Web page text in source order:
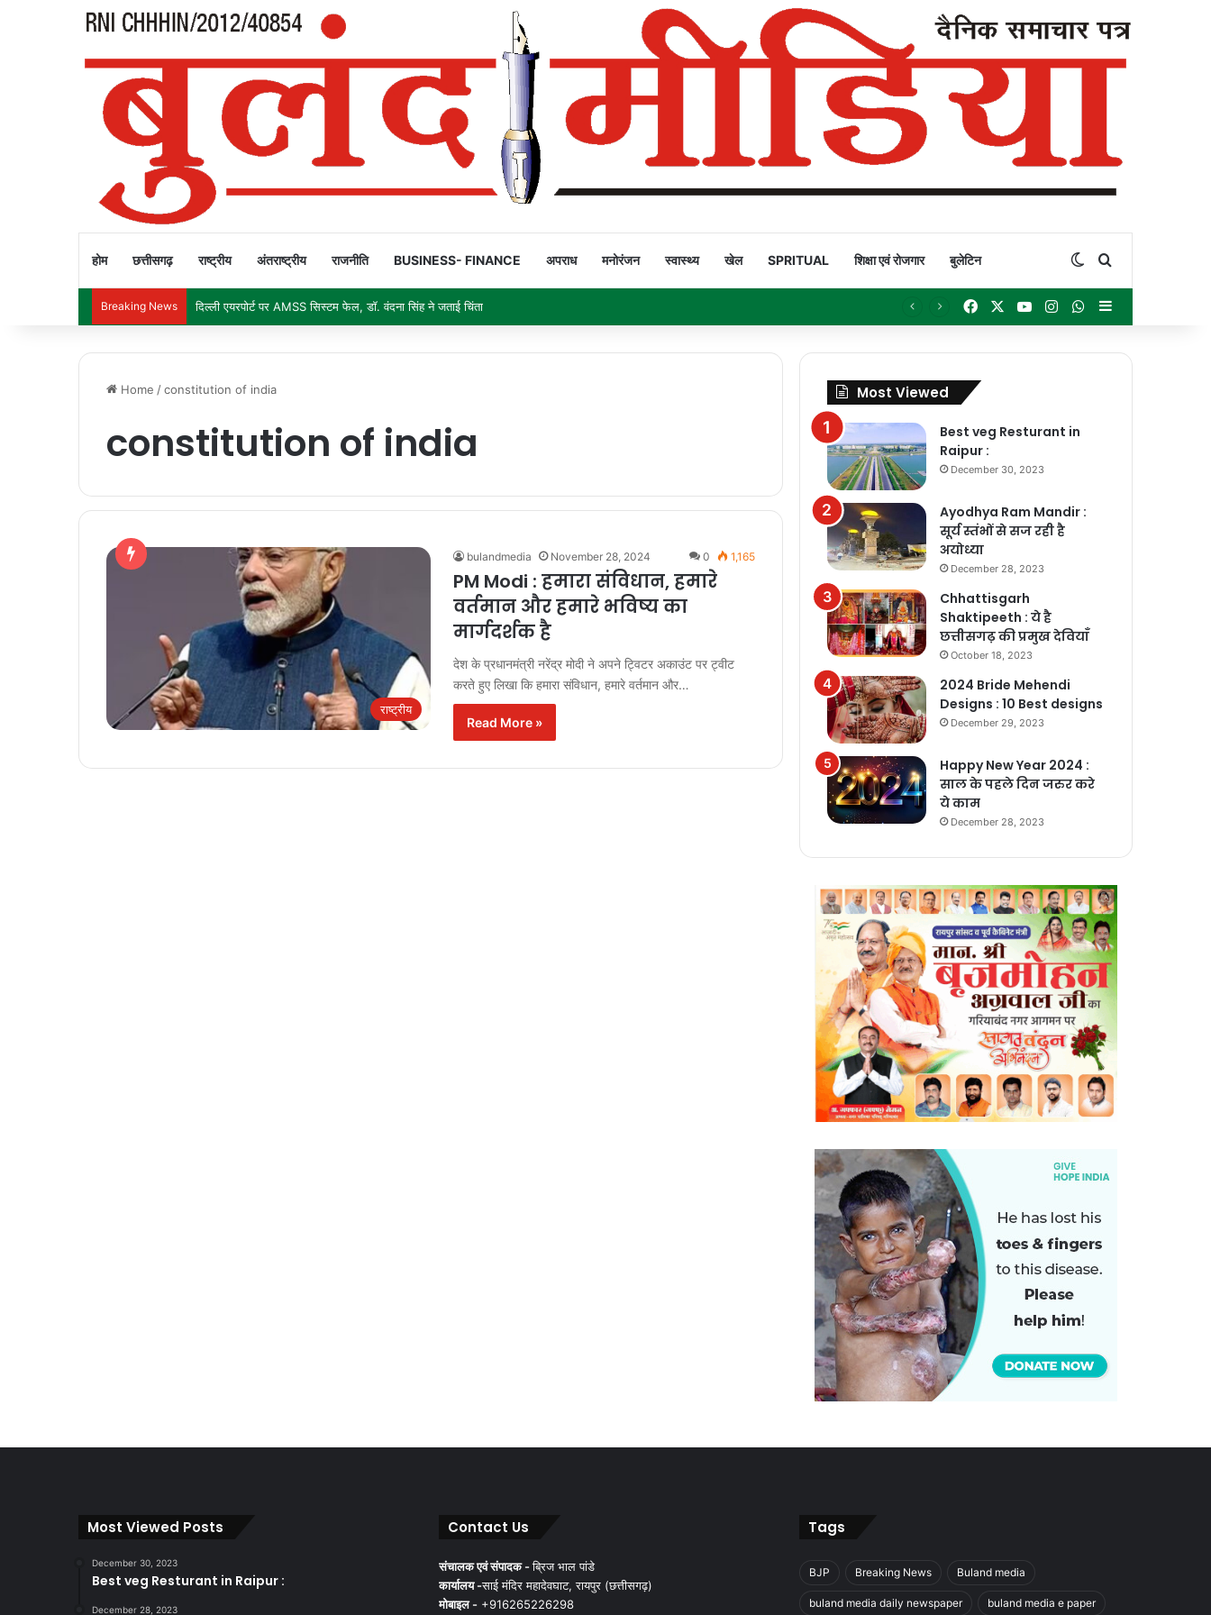
होम छत्तीसगढ़ राष्ट्रीय अंतराष्ट्रीय राजनीति BUSINESS- FINANCE अपराध मनोरंजन स्वास्थ्य खेल SPRITUAL शिक्षा एवं रोजगार बुलेटिन Switch skin
Breaking News दिल्ली एयरपोर्ट पर AMSS सिस्टम फेल, डॉ. वंदना सिंह ने जताई चिंता Facebook YouTubeInstagramWhatsApp
Home /constitution of india
constitution of india
राष्ट्रीय
bulandmedia November 28, 2024 0 1,165
PM Modi : हमारा संविधान, हमारे
वर्तमान और हमारे भविष्य का
मार्गदर्शक है
देश के प्रधानमंत्री नरेंद्र मोदी ने अपने ट्विटर अकाउंट पर ट्वीट
करते हुए लिखा कि हमारा संविधान, हमारे वर्तमान और…
Read More »
Most Viewed
Best veg Resturant in
Raipur :
December 30, 2023
Ayodhya Ram Mandir :
सूर्य स्तंभों से सज रही है
अयोध्या
December 28, 2023
Chhattisgarh
Shaktipeeth : ये है
छत्तीसगढ़ की प्रमुख देवियाँ
October 18, 2023
2024 Bride Mehendi
Designs : 10 Best designs
December 29, 2023
Happy New Year 2024 :
साल के पहले दिन जरुर करे
ये काम
December 28, 2023
Most Viewed Posts
December 30, 2023
Best veg Resturant in Raipur :
December 28, 2023
Contact Us
संचालक एवं संपादक -ब्रिज भाल पांडे
कार्यालय -साई मंदिर महादेवघाट, रायपुर (छत्तीसगढ़)
मोबाइल -+916265226298
Tags
BJP Breaking News Buland media
buland media daily newspaper buland media e paper